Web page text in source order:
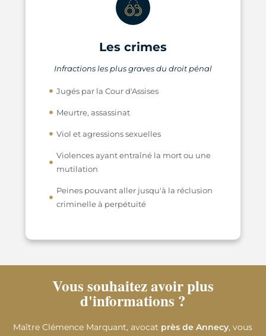
Les crimes
Infractions les plus graves du droit pénal
Jugés par la Cour d'Assises
Meurtre, assassinat
Viol et agressions sexuelles
Violences ayant entraîné la mort ou une
mutilation
Peines pouvant aller jusqu'à la réclusion
criminelle à perpétuité
Vous souhaitez avoir plus
d'informations ?
Maître Clémence Marquant, avocat près de Annecy, vous